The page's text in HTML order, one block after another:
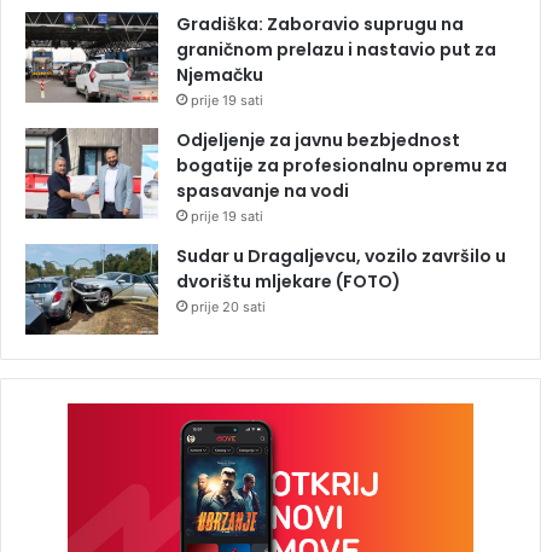
Gradiška: Zaboravio suprugu na
graničnom prelazu i nastavio put za
Njemačku
prije 19 sati
Odjeljenje za javnu bezbjednost
bogatije za profesionalnu opremu za
spasavanje na vodi
prije 19 sati
Sudar u Dragaljevcu, vozilo završilo u
dvorištu mljekare (FOTO)
prije 20 sati